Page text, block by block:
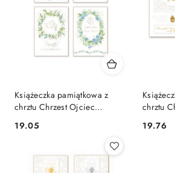
Książeczka pamiątkowa z
chrztu Chrzest Ojciec
Cena:
19.05
chrztu
Cena:
19.76